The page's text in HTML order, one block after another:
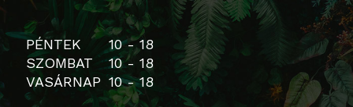
PÉNTEK
10 - 18
SZOMBAT
10 - 18
VASÁRNAP 10 - 18